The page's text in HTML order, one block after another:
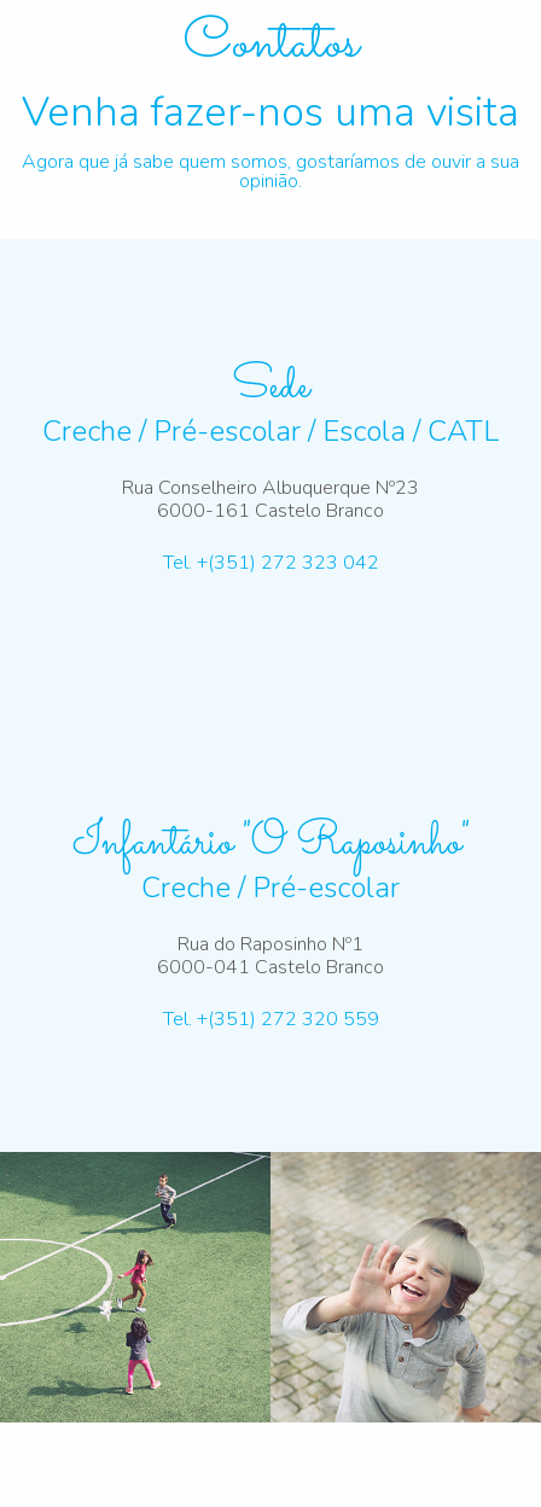
Contatos
Venha fazer-nos uma visita
Agora que já sabe quem somos, gostaríamos de ouvir a sua
opinião.
Sede
Creche / Pré-escolar / Escola / CATL
Rua Conselheiro Albuquerque Nº23
6000-161 Castelo Branco
Tel. +(351) 272 323 042
Infantário "O Raposinho"
Creche / Pré-escolar
Rua do Raposinho Nº1
6000-041 Castelo Branco
Tel. +(351) 272 320 559